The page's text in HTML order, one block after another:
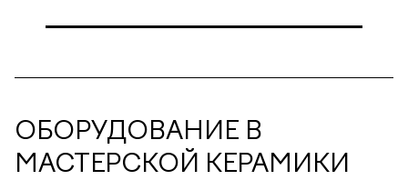
ОБОРУДОВАНИЕ В
МАСТЕРСКОЙ КЕРАМИКИ